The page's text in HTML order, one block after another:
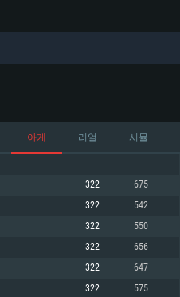
아케 리얼 시뮬
322 675
322 542
322 550
322 656
322 647
322 575